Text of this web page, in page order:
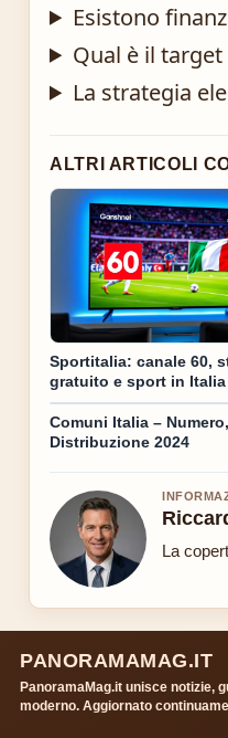
Esistono
Qual è il
La strategia
ALTRI ARTICOLI
Sportitalia: canale 60,
gratuito e sport in Italia
Comuni Italia –
Distribuzione 2024
La
PANORAMAMAG.IT
PanoramaMag.it unisce notizie,
moderno. Aggiornato